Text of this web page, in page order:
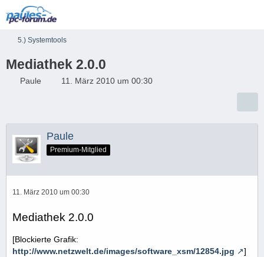
5.) Systemtools
Mediathek 2.0.0
Paule 11. März 2010 um 00:30
Paule
Premium-Mitglied
11. März 2010 um 00:30
Mediathek 2.0.0
[Blockierte Grafik:
http://www.netzwelt.de/images/software_xsm/12854.jpg
]